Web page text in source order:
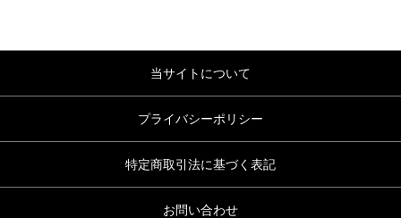
当サイトについて
プライバシーポリシー
特定商取引法に基づく表記
お問い合わせ